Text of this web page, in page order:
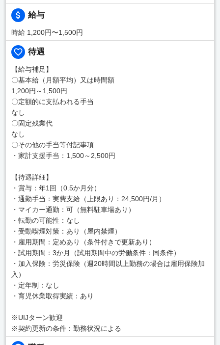
給与
時給 1,200円〜1,500円
待遇
【給与補足】
〇基本給（月額平均）又は時間額
1,200円～1,500円
〇定額的に支払われる手当
なし
〇固定残業代
なし
〇その他の手当等付記事項
・家計支援手当：1,500～2,500円
【待遇詳細】
・賞与：年1回（0.5か月分）
・通勤手当：実費支給（上限あり：24,500円/月）
・マイカー通勤：可（無料駐車場あり）
・転勤の可能性：なし
・受動喫煙対策：あり（屋内禁煙）
・雇用期間：定めあり（条件付きで更新あり）
・試用期間：3か月（試用期間中の労働条件：同条件）
・加入保険：労災保険（週20時間以上勤務の場合は雇用保険加
入）
・定年制：なし
・育児休業取得実績：あり
※UIJターン歓迎
※契約更新の条件：勤務状況による